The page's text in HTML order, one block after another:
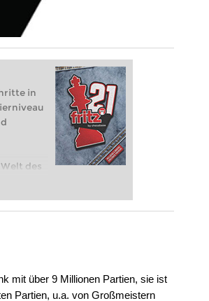
in
des
Mit
mit über 9 Millionen Partien, sie ist
Partien, u.a. von Großmeistern